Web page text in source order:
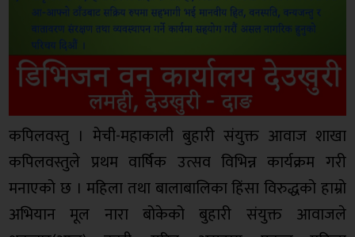
कपिलवस्तु । मेची-महाकाली बुहारी संयुक्त आवाज शाखा
कपिलवस्तुले प्रथम वार्षिक उत्सव विभिन्न कार्यक्रम गरी
मनाएको छ । महिला तथा बालाबालिका हिंसा विरुद्धको हाम्रो
अभियान मूल नारा बोकेको बुहारी संयुक्त आवाजले